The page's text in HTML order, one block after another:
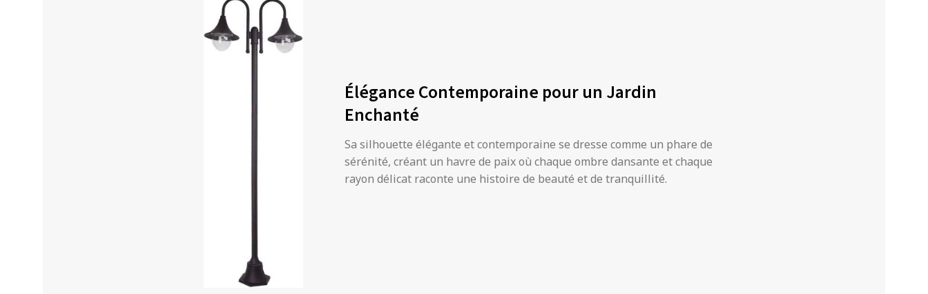
Élégance Contemporaine pour un Jardin
Enchanté
Sa silhouette élégante et contemporaine se dresse comme un phare de
sérénité, créant un havre de paix où chaque ombre dansante et chaque
rayon délicat raconte une histoire de beauté et de tranquillité.